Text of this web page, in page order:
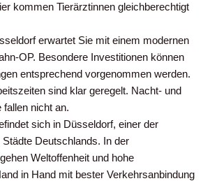
kommen Tierärztinnen gleichberechtigt
erwartet Sie mit einem modernen
OP. Besondere Investitionen können
entsprechend vorgenommen werden.
sind klar geregelt. Nacht- und
fallen nicht an.
sich in Düsseldorf, einer der
Deutschlands. In der
Weltoffenheit und hohe
in Hand mit bester Verkehrsanbindung